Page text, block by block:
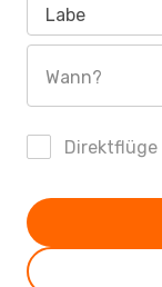
Labe
Wann?
Direktflüge